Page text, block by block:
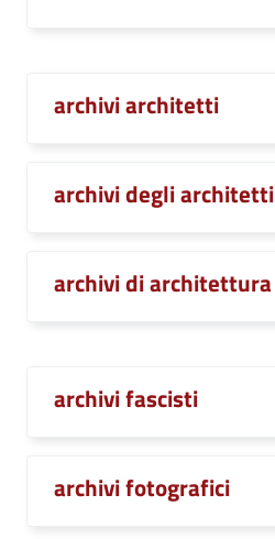
archivi architetti
archivi degli architetti
archivi di architettura
archivi fascisti
archivi fotografici